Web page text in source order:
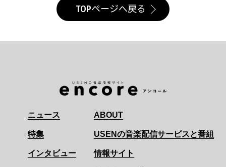
TOPページへ戻る
ニュース
特集
インタビュー
ABOUT
USENの音楽配信サービスと番組
情報サイト